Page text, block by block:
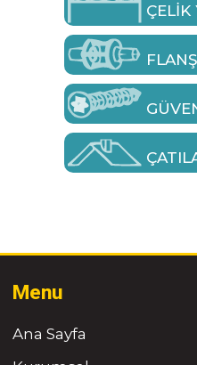
ÇELIK
Menu
Ana Sayfa